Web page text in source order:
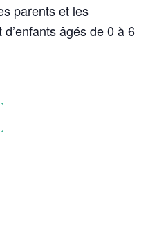
parents et les
âgés de 0 à 6